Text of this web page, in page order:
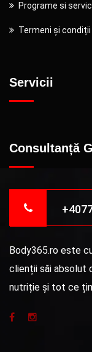
Programe si
Termeni și condiții
Servicii
Consultanță
Body365.ro este
clienții săi absolut
nutriție și tot ce